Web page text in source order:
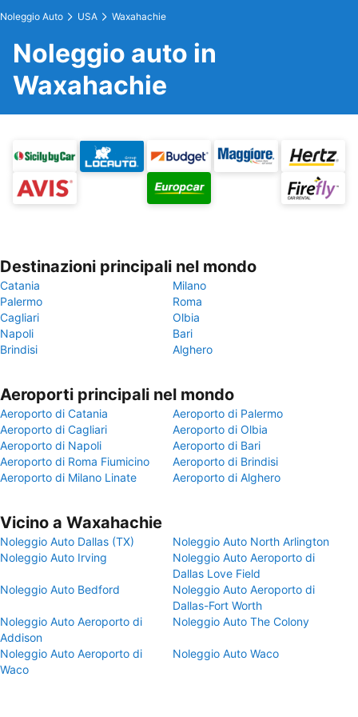
Noleggio Auto USA Waxahachie
Noleggio auto in
Waxahachie
Destinazioni principali nel mondo
Catania
Milano
Palermo
Roma
Cagliari
Olbia
Napoli
Bari
Brindisi
Alghero
Aeroporti principali nel mondo
Aeroporto di Catania
Aeroporto di Palermo
Aeroporto di Cagliari
Aeroporto di Olbia
Aeroporto di Napoli
Aeroporto di Bari
Aeroporto di Roma Fiumicino
Aeroporto di Brindisi
Aeroporto di Milano Linate
Aeroporto di Alghero
Vicino a Waxahachie
Noleggio Auto Dallas (TX)
Noleggio Auto North Arlington
Noleggio Auto Irving
Noleggio Auto Aeroporto di
Dallas Love Field
Noleggio Auto Bedford
Noleggio Auto Aeroporto di
Dallas-Fort Worth
Noleggio Auto Aeroporto di
Addison
Noleggio Auto The Colony
Noleggio Auto Aeroporto di
Waco
Noleggio Auto Waco